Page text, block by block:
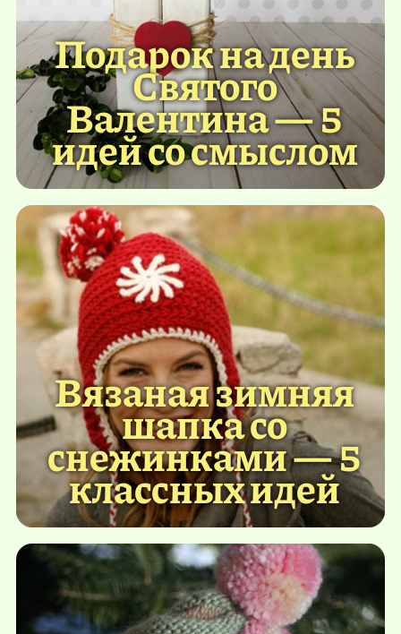
Подарок на день
Святого
Валентина — 5
идей со смыслом
Вязаная зимняя
шапка со
снежинками — 5
классных идей